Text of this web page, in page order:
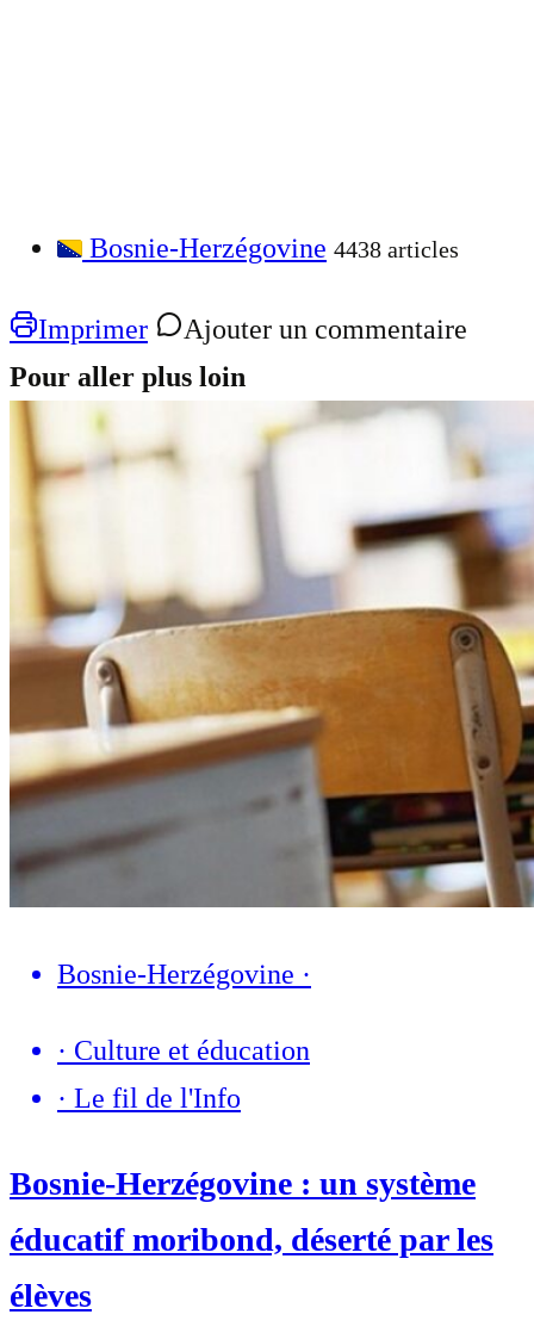
Bosnie-Herzégovine 4438 articles
Imprimer
Ajouter un commentaire
Pour aller plus loin
Bosnie-Herzégovine ·
· Culture et éducation
· Le fil de l'Info
Bosnie-Herzégovine : un système
éducatif moribond, déserté par les
élèves